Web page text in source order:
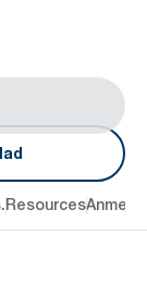
Resources